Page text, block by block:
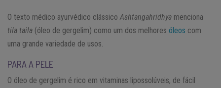
O texto médico ayurvédico clássico Ashtangahridhya menciona
tila taila (óleo de gergelim) como um dos melhores óleos com
uma grande variedade de usos.
PARA A PELE
O óleo de gergelim é rico em vitaminas lipossolúveis, de fácil